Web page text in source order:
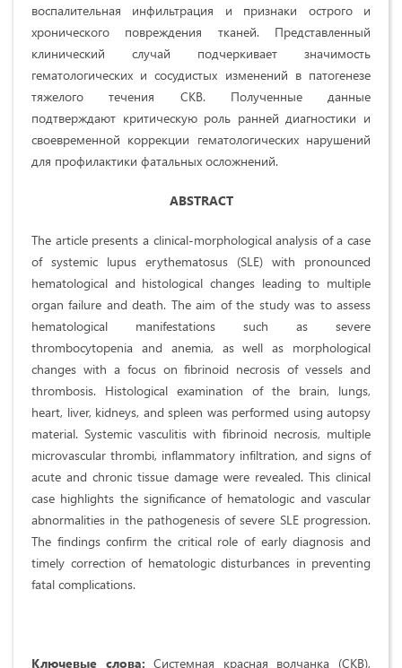
воспалительная инфильтрация и признаки острого и
хронического повреждения тканей. Представленный
клинический случай подчеркивает значимость
гематологических и сосудистых изменений в патогенезе
тяжелого течения СКВ. Полученные данные
подтверждают критическую роль ранней диагностики и
своевременной коррекции гематологических нарушений
для профилактики фатальных осложнений.
ABSTRACT
The article presents a clinical-morphological analysis of a case
of systemic lupus erythematosus (SLE) with pronounced
hematological and histological changes leading to multiple
organ failure and death. The aim of the study was to assess
hematological manifestations such as severe
thrombocytopenia and anemia, as well as morphological
changes with a focus on fibrinoid necrosis of vessels and
thrombosis. Histological examination of the brain, lungs,
heart, liver, kidneys, and spleen was performed using autopsy
material. Systemic vasculitis with fibrinoid necrosis, multiple
microvascular thrombi, inflammatory infiltration, and signs of
acute and chronic tissue damage were revealed. This clinical
case highlights the significance of hematologic and vascular
abnormalities in the pathogenesis of severe SLE progression.
The findings confirm the critical role of early diagnosis and
timely correction of hematologic disturbances in preventing
fatal complications.
Ключевые слова: Системная красная волчанка (СКВ),